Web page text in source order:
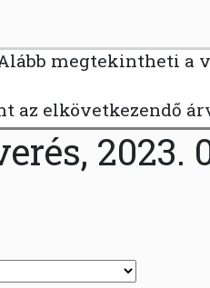
megtekintheti a
az elkövetkezendő
2023.